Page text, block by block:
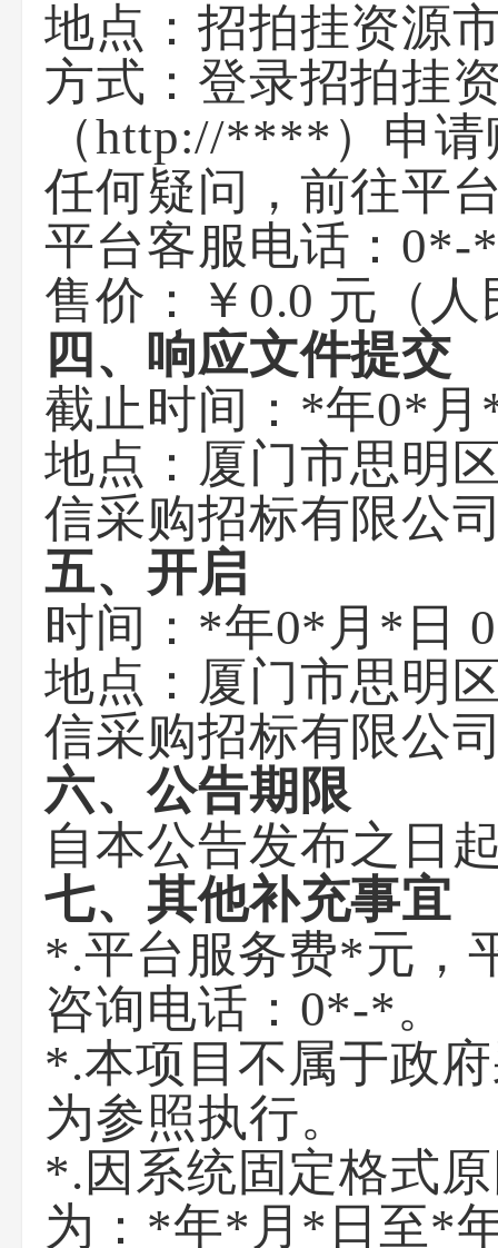
地点：招拍挂资源
方式：登录招拍挂
（http://****）申
任何疑问，前往平
平台客服电话：0*-
售价：￥0.0 元（人
四、响应文件提交
截止时间：*年0*
地点：厦门市思明
信采购招标有限公
五、开启
时间：*年0*月*日
地点：厦门市思明
信采购招标有限公
六、公告期限
自本公告发布之日
七、其他补充事宜
*.平台服务费*元，
咨询电话：0*-*。
*.本项目不属于政
为参照执行。
*.因系统固定格式
为：*年*月*日至*